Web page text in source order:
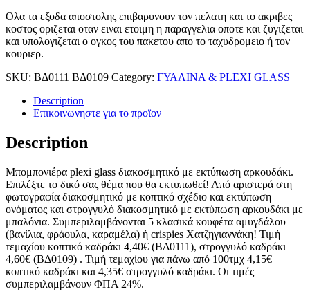
Ολα τα εξοδα αποστολης επιβαρυνουν τον πελατη και το ακριβες
κοστος οριζεται οταν ειναι ετοιμη η παραγγελια οποτε και ζυγιζεται
και υπολογιζεται ο ογκος του πακετου απο το ταχυδρομειο ή τον
κουριερ.
SKU: ΒΔ0111 ΒΔ0109 Category: ΓΥΑΛΙΝΑ & PLEXI GLASS
Description
Επικοινωνηστε για το προϊoν
Description
Μπομπονιέρα plexi glass διακοσμητικό με εκτύπωση αρκουδάκι.
Επιλέξτε το δικό σας θέμα που θα εκτυπωθεί! Από αριστερά στη
φωτογραφία διακοσμητικό με κοπτικό σχέδιο και εκτύπωση
ονόματος και στρογγυλό διακοσμητικό με εκτύπωση αρκουδάκι με
μπαλόνια. Συμπεριλαμβάνονται 5 κλασικά κουφέτα αμυγδάλου
(βανίλια, φράουλα, καραμέλα) ή crispies Χατζηγιαννάκη! Τιμή
τεμαχίου κοπτικό καδράκι 4,40€ (ΒΔ0111), στρογγυλό καδράκι
4,60€ (ΒΔ0109) . Τιμή τεμαχίου για πάνω από 100τμχ 4,15€
κοπτικό καδράκι και 4,35€ στρογγυλό καδράκι. Οι τιμές
συμπεριλαμβάνουν ΦΠΑ 24%.